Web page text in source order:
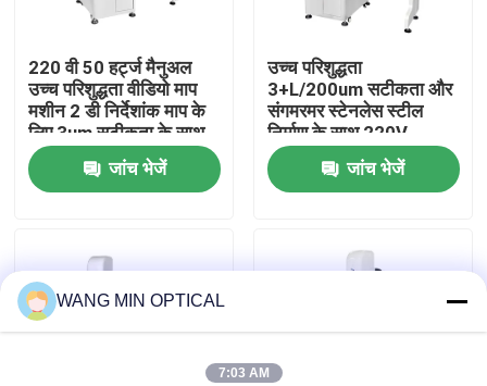
कारखाना भ्रमण
गुणवत्ता नियंत्रण
हमसे संपर्क करें
मामलों
सीएनसी दृष्टि मापने की मशीन
220 वी 50 हर्ट्ज मैनुअल
उच्च परिशुद्धता वीडियो माप
मशीन 2 डी निर्देशांक माप के
लिए 3um सटीकता के साथ
जांच भेजें
उच्च परिशुद्धता
3+L/200um सटीकता और
संगमरमर स्टेनलेस स्टील
निर्माण के साथ 220V
इलेक्ट्रॉनिक 2D निर्देशांक
मापने की मशीनजांच भेजें
WANG MIN OPTICAL
7:03 AM